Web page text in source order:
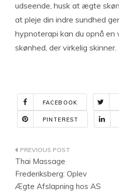
udseende, husk at ægte
at pleje din indre sundhed
hypnoterapi kan du opnå en
skønhed, der virkelig skinner.
FACEBOOK
PINTEREST
Thai Massage
Frederiksberg: Oplev
Ægte Afslapning hos AS